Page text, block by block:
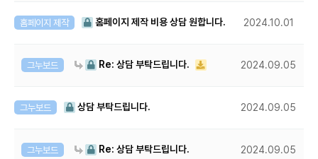
홈페이지 제작 홈페이지 제작 비용 상담 원합니다. 2024.10.01
그누보드 Re: 상담 부탁드립니다. 2024.09.05
그누보드 상담 부탁드립니다. 2024.09.05
그누보드 Re: 상담 부탁드립니다. 2024.09.05